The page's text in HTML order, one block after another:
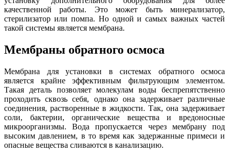
качественной работы. Это может быть минерализатор,
стерилизатор или помпа. Но одной и самых важных частей
такой системы является мембрана.
Мембраны обратного осмоса
Мембрана для установки в системах обратного осмоса
является крайне эффективным фильтрующим элементом.
Такая деталь позволяет молекулам воды беспрепятственно
проходить сквозь себя, однако она задерживает различные
соединения, растворенные в жидкости. Так, она задерживает
соли, бактерии, органические вещества и вредоносные
микроорганизмы. Вода пропускается через мембрану под
высоким давлением, в то время как задержанные примеси и
опасные вещества сливаются в канализацию.